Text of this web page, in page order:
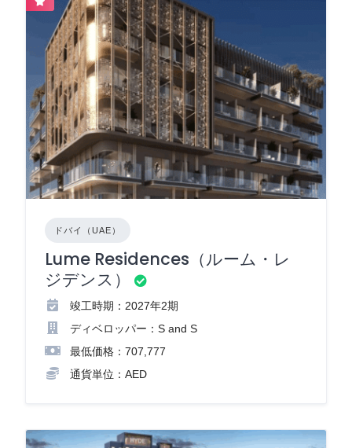
ドバイ（UAE）
Lume Residences（ルーム・レ
ジデンス）
竣工時期：2027年2期
ディベロッパー：S and S
最低価格：707,777
通貨単位：AED